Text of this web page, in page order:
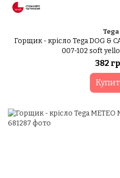
Tega
Горщик - крісло Tega DOG &
007-102 soft
382